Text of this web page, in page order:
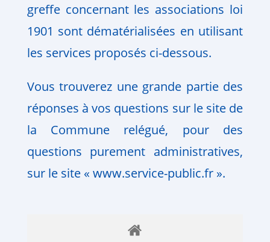
greffe concernant les associations loi
1901 sont dématérialisées en utilisant
les services proposés ci-dessous.
Vous trouverez une grande partie des
réponses à vos questions sur le site de
la Commune relégué, pour des
questions purement administratives,
sur le site « www.service-public.fr ».